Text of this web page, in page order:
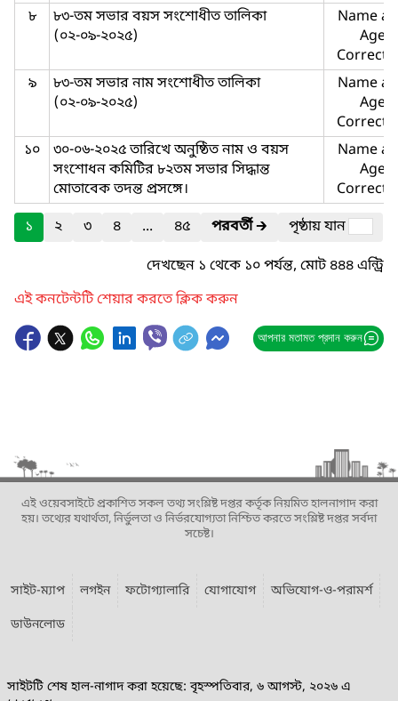
৮
৮৩-তম সভার বয়স সংশোধীত তালিকা
(০২-০৯-২০২৫)
Name
Age
৯
৮৩-তম সভার নাম সংশোধীত তালিকা
(০২-০৯-২০২৫)
Name
Age
১০
৩০-০৬-২০২৫ তারিখে অনুষ্ঠিত নাম ও বয়স
সংশোধন কমিটির ৮২তম সভার সিদ্ধান্ত
মোতাবেক তদন্ত প্রসঙ্গে।
Name
Age
১
২ ৩ ৪ ... ৪৫ পরবর্তী🡲
পৃষ্ঠায় যান
দেখছেন ১ থেকে ১০ পর্যন্ত, মোট ৪৪৪ এন্ট্রি
এই কনটেন্টটি শেয়ার করতে ক্লিক করুন
আপনার মতামত প্রদান করুন
এই ওয়েবসাইটে প্রকাশিত সকল তথ্য সংশ্লিষ্ট দপ্তর কর্তৃক নিয়মিত হালনাগাদ করা
হয়। তথ্যের যথার্থতা, নির্ভুলতা ও নির্ভরযোগ্যতা নিশ্চিত করতে সংশ্লিষ্ট দপ্তর সর্বদা
সচেষ্ট।
সাইট-ম্যাপ লগইন ফটোগ্যালারি যোগাযোগ
অভিযোগ-ও-পরামর্শ
ডাউনলোড
সাইটটি শেষ হাল-নাগাদ করা হয়েছে: বৃহস্পতিবার, ৬ আগস্ট, ২০২৬ এ